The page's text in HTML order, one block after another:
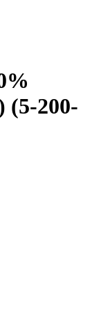
(5-200-